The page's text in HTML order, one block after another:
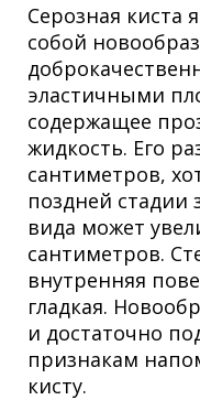
Серозная киста
собой
эластичными
содержащее
жидкость. Его
сантиметров,
поздней стадии
вида может
сантиметров.
внутренняя
гладкая.
и достаточно
признакам
кисту.